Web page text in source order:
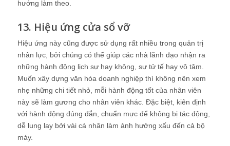
hướng làm theo.
13. Hiệu ứng cửa sổ vỡ
Hiệu ứng này cũng được sử dụng rất nhiều trong quản trị
nhân lực, bởi chúng có thể giúp các nhà lãnh đạo nhận ra
những hành động lịch sự hay không, sự tử tế hay vô tâm.
Muốn xây dựng văn hóa doanh nghiệp thì không nên xem
nhẹ những chi tiết nhỏ, mỗi hành động tốt của nhân viên
này sẽ làm gương cho nhân viên khác. Đặc biệt, kiên định
với hành động đúng đắn, chuẩn mực để không bị tác động,
dễ lung lay bởi vài cá nhân làm ảnh hưởng xấu đến cả bộ
máy.